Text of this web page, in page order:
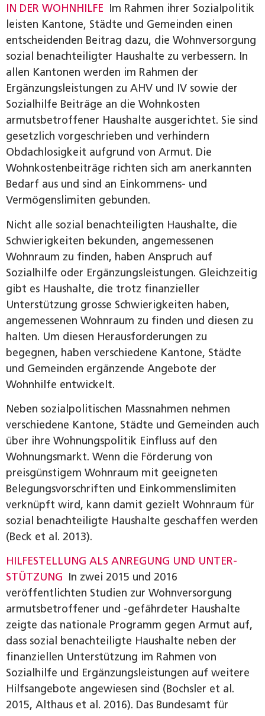
IN DER WOHNHILFE Im Rahmen ihrer Sozialpolitik
leisten Kantone, Städte und Gemeinden einen
entscheidenden Beitrag dazu, die Wohnversorgung
sozial benachteiligter Haushalte zu verbessern. In
allen Kantonen werden im Rahmen der
Ergänzungsleistungen zu AHV und IV sowie der
Sozialhilfe Beiträge an die Wohnkosten
armutsbetroffener Haushalte ausgerichtet. Sie sind
gesetzlich vorgeschrieben und verhindern
Obdachlosigkeit aufgrund von Armut. Die
Wohnkostenbeiträge richten sich am anerkannten
Bedarf aus und sind an Einkommens- und
Vermögenslimiten gebunden.
Nicht alle sozial benachteiligten Haushalte, die
Schwierigkeiten bekunden, angemessenen
Wohnraum zu finden, haben Anspruch auf
Sozialhilfe oder Ergänzungsleistungen. Gleichzeitig
gibt es Haushalte, die trotz finanzieller
Unterstützung grosse Schwierigkeiten haben,
angemessenen Wohnraum zu finden und diesen zu
halten. Um diesen Herausforderungen zu
begegnen, haben verschiedene Kantone, Städte
und Gemeinden ergänzende Angebote der
Wohnhilfe entwickelt.
Neben sozialpolitischen Massnahmen nehmen
verschiedene Kantone, Städte und Gemeinden auch
über ihre Wohnungspolitik Einfluss auf den
Wohnungsmarkt. Wenn die Förderung von
preisgünstigem Wohnraum mit geeigneten
Belegungsvorschriften und Einkommenslimiten
verknüpft wird, kann damit gezielt Wohnraum für
sozial benachteiligte Haushalte geschaffen werden
(Beck et al. 2013).
HILFESTELLUNG ALS ANREGUNG UND UNTER­
STÜTZUNG In zwei 2015 und 2016
veröffentlichten Studien zur Wohnversorgung
armutsbetroffener und -gefährdeter Haushalte
zeigte das nationale Programm gegen Armut auf,
dass sozial benachteiligte Haushalte neben der
finanziellen Unterstützung im Rahmen von
Sozialhilfe und Ergänzungsleistungen auf weitere
Hilfsangebote angewiesen sind (Bochsler et al.
2015, Althaus et al. 2016). Das Bundesamt für